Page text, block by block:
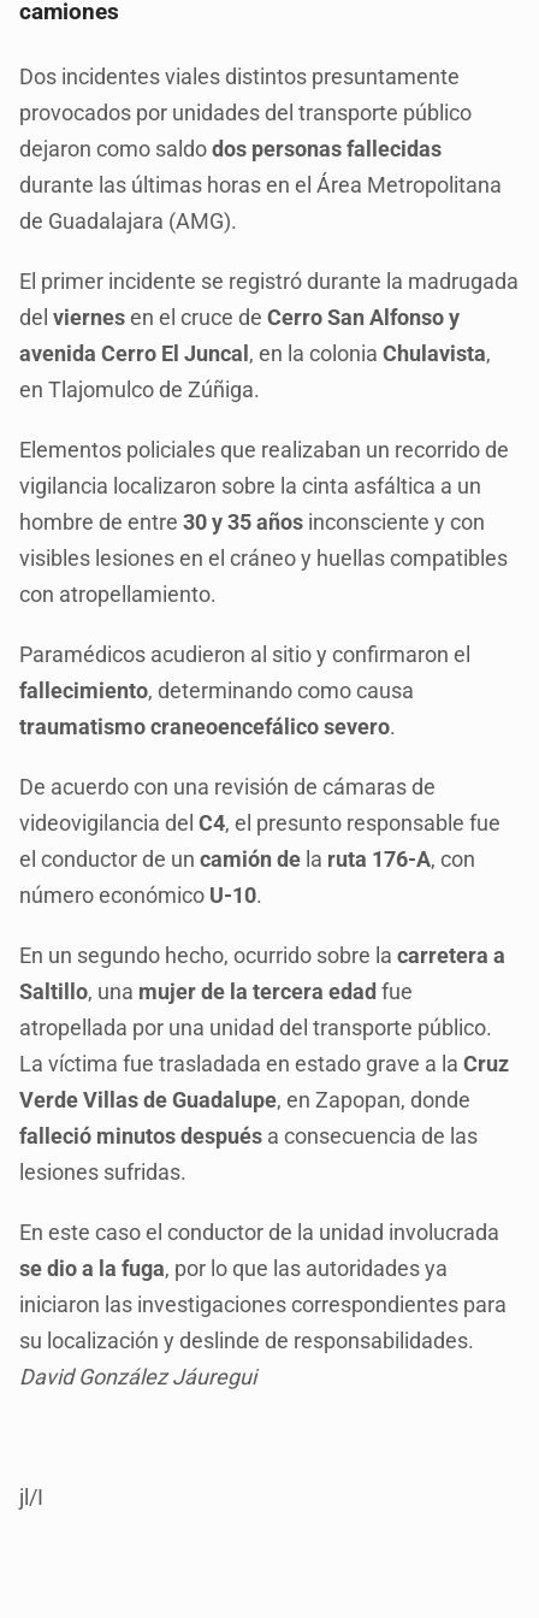
camiones
Dos incidentes viales distintos presuntamente
provocados por unidades del transporte público
dejaron como saldodos personas fallecidas
durante las últimas horas en el Área Metropolitana
de Guadalajara (AMG).
El primer incidente se registró durante la madrugada
delviernesen el cruce deCerro San Alfonso y
avenida Cerro El Juncal , en la coloniaChulavista,
en Tlajomulco de Zúñiga.
Elementos policiales que realizaban un recorrido de
vigilancia localizaron sobre la cinta asfáltica a un
hombre de entre30 y 35 años inconsciente y con
visibles lesiones en el cráneo y huellas compatibles
con atropellamiento.
Paramédicos acudieron al sitio y confirmaron el
fallecimiento, determinando como causa
traumatismo craneoencefálico severo.
De acuerdo con una revisión de cámaras de
videovigilancia delC4, el presunto responsable fue
el conductor de uncamión de la ruta 176-A, con
número económico U-10.
En un segundo hecho, ocurrido sobre lacarretera a
Saltillo, una mujer de la tercera edad fue
atropellada por una unidad del transporte público.
La víctima fue trasladada en estado grave a laCruz
Verde Villas de Guadalupe, en Zapopan, donde
falleció minutos después a consecuencia de las
lesiones sufridas.
En este caso el conductor de la unidad involucrada
se dio a la fuga, por lo que las autoridades ya
iniciaron las investigaciones correspondientes para
su localización y deslinde de responsabilidades.
David González Jáuregui
jl/I